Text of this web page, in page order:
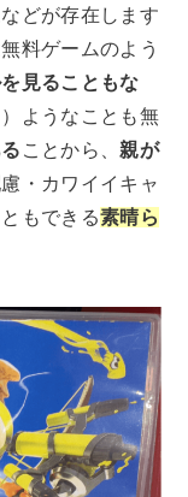
どが存在します
料ゲームのよう
見ることもな
ようなことも無
ことから、親が
・カワイイキャ
もできる素晴ら